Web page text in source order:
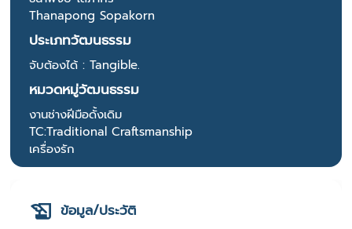
Thanapong Sopakorn
ประเภทวัฒนธรรม
จับต้องได้ : Tangible.
หมวดหมู่วัฒนธรรม
งานช่างฝีมือดั้งเดิม
TC:Traditional Craftsmanship
เครื่องรัก
ข้อมูล/ประวัติ